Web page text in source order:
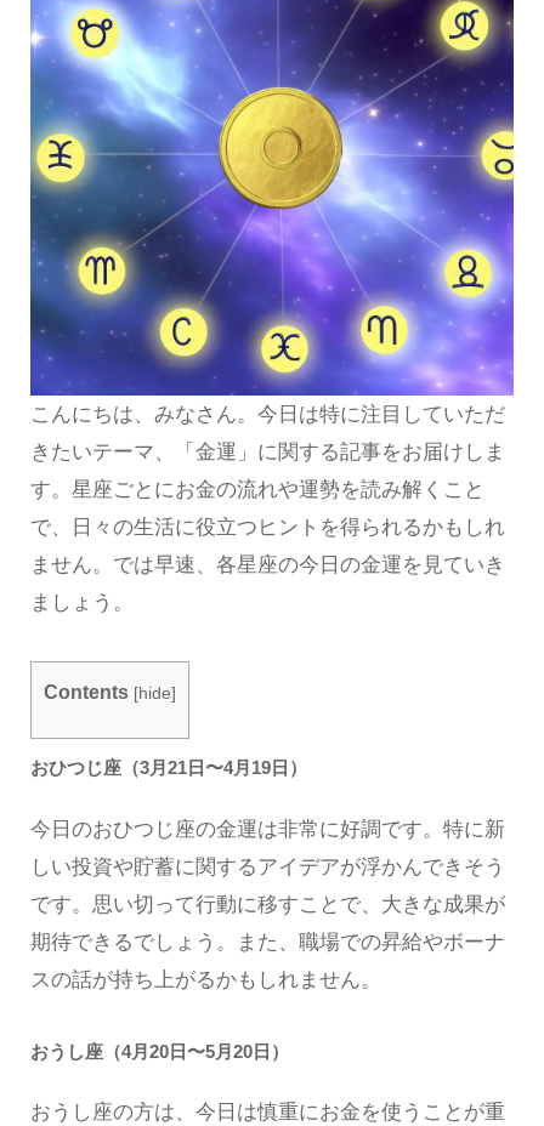
こんにちは、みなさん。今日は特に注目していただ
きたいテーマ、「金運」に関する記事をお届けしま
す。星座ごとにお金の流れや運勢を読み解くこと
で、日々の生活に役立つヒントを得られるかもしれ
ません。では早速、各星座の今日の金運を見ていき
ましょう。
Contents [hide]
おひつじ座（3月21日〜4月19日）
今日のおひつじ座の金運は非常に好調です。特に新
しい投資や貯蓄に関するアイデアが浮かんできそう
です。思い切って行動に移すことで、大きな成果が
期待できるでしょう。また、職場での昇給やボーナ
スの話が持ち上がるかもしれません。
おうし座（4月20日〜5月20日）
おうし座の方は、今日は慎重にお金を使うことが重